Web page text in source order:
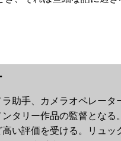
ラ助手、カメラオペレー
タリー作品の監督となる
い評価を受ける。リュ